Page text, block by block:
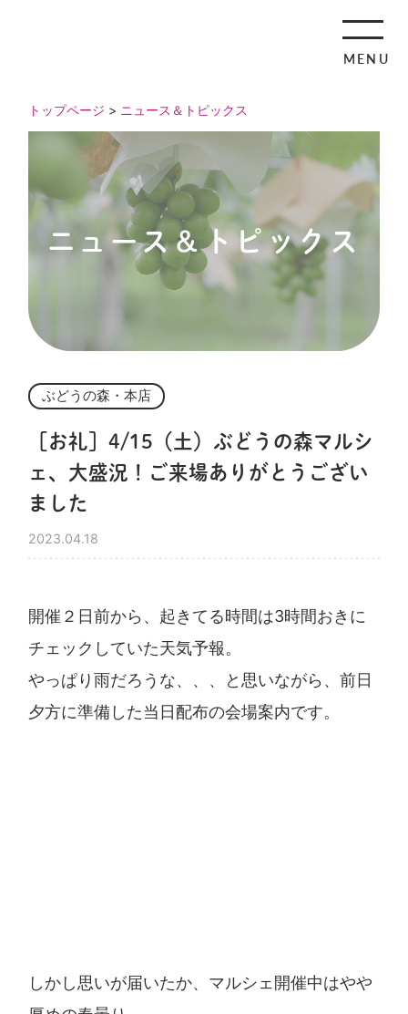
MENU
トップページ > ニュース＆トピックス
ニュース＆トピックス
ぶどうの森・本店
［お礼］4/15（土）ぶどうの森マルシ
ェ、大盛況！ご来場ありがとうござい
ました
2023.04.18
開催２日前から、起きてる時間は3時間おきに
チェックしていた天気予報。
やっぱり雨だろうな、、、と思いながら、前日
夕方に準備した当日配布の会場案内です。
しかし思いが届いたか、マルシェ開催中はやや